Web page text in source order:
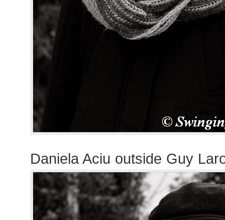
Daniela Aciu outside Guy